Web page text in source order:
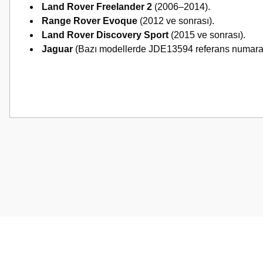
Land Rover Freelander 2 (2006–2014).
Range Rover Evoque (2012 ve sonrası).
Land Rover Discovery Sport (2015 ve sonrası).
Jaguar (Bazı modellerde JDE13594 referans
Görüş ve önerileriniz için teşekkür ederiz.